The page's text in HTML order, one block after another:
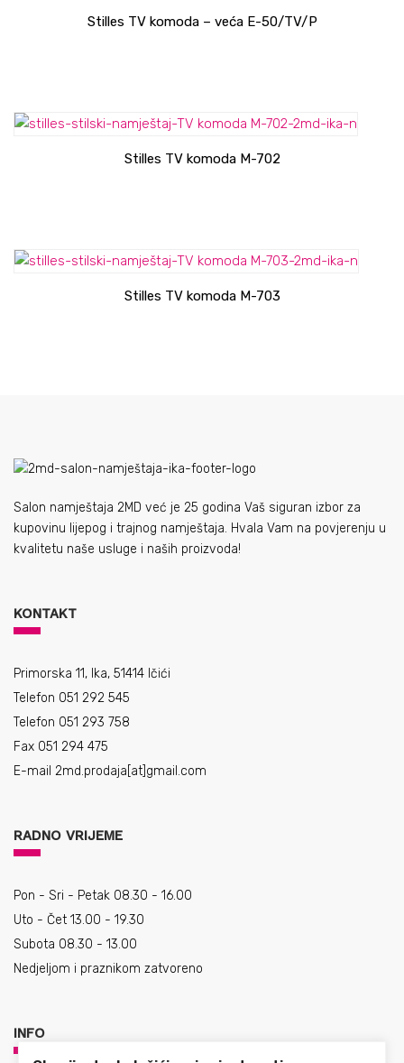
Stilles TV komoda – veća E-50/TV/P
Stilles TV komoda M-702
Stilles TV komoda M-703
Salon namještaja 2MD već je 25 godina Vaš siguran izbor za
kupovinu lijepog i trajnog namještaja. Hvala Vam na povjerenju u
kvalitetu naše usluge i naših proizvoda!
KONTAKT
Primorska 11, Ika, 51414 Ičići
Telefon 051 292 545
Telefon 051 293 758
Fax 051 294 475
E-mail 2md.prodaja[at]gmail.com
RADNO VRIJEME
Pon - Sri - Petak 08.30 - 16.00
Uto - Čet 13.00 - 19.30
Subota 08.30 - 13.00
Nedjeljom i praznikom zatvoreno
INFO